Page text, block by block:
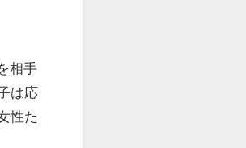
相手
は応
性た